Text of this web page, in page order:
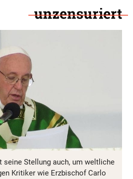
seine Stellung auch, um weltliche
Kritiker wie Erzbischof Carlo